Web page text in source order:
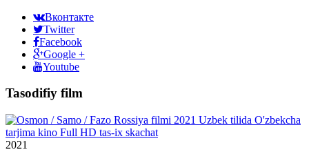
Вконтакте
Twitter
Facebook
Google +
Youtube
Tasodifiy film
2021